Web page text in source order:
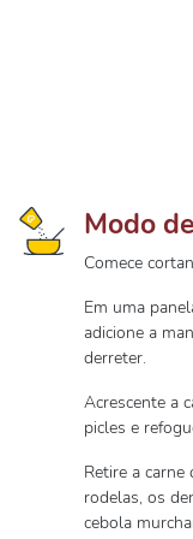
Modo
Comece
Em uma
adicione a
derreter.
Acrescente a
picles e
Retire a carne
rodelas, os
cebola